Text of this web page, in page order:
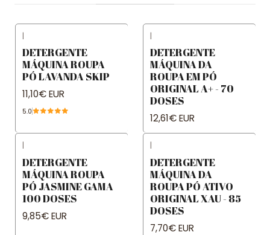
|
DETERGENTE
MÁQUINA ROUPA
PÓ LAVANDA SKIP
11,10€ EUR
5.0
|
DETERGENTE
MÁQUINA DA
ROUPA EM PÓ
ORIGINAL A+ - 70
DOSES
12,61€ EUR
|
DETERGENTE
MÁQUINA ROUPA
PÓ JASMINE GAMA
100 DOSES
9,85€ EUR
|
DETERGENTE
MÁQUINA DA
ROUPA PÓ ATIVO
ORIGINAL XAU - 85
DOSES
7,70€ EUR